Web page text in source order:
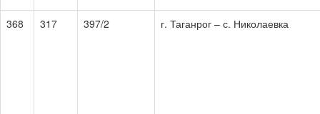
368 317 397/2 г. Таганрог – с. Николаевка